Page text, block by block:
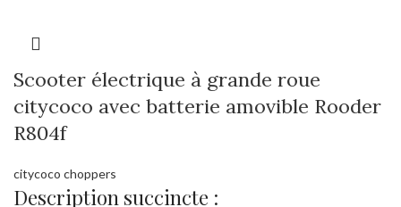
Scooter électrique à grande roue
citycoco avec batterie amovible Rooder
R804f
citycoco choppers
Description succincte :